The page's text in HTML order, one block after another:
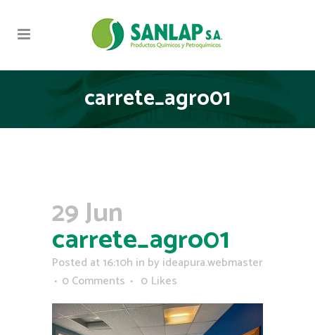
carrete_agro01
29 Jun
carrete_agro01
Posted at 16:10h in by ideapura.webmaster
0 Comments
0 Likes